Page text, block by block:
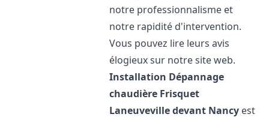
notre professionnalisme et
notre rapidité d'intervention.
Vous pouvez lire leurs avis
élogieux sur notre site web.
Installation Dépannage
chaudière Frisquet
Laneuveville devant Nancy est